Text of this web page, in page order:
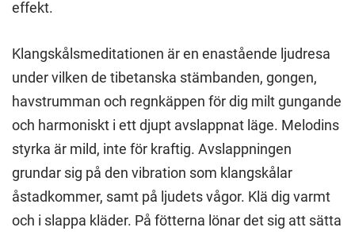
effekt.
Klangskålsmeditationen är en enastående ljudresa
under vilken de tibetanska stämbanden, gongen,
havstrumman och regnkäppen för dig milt gungande
och harmoniskt i ett djupt avslappnat läge. Melodins
styrka är mild, inte för kraftig. Avslappningen
grundar sig på den vibration som klangskålar
åstadkommer, samt på ljudets vågor. Klä dig varmt
och i slappa kläder. På fötterna lönar det sig att sätta